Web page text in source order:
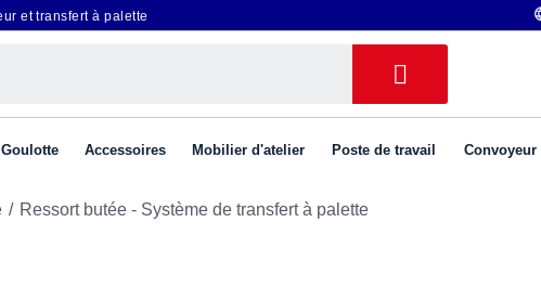
et transfert à palette
Goulotte Accessoires Mobilier d'atelier Poste de travail Convoyeur
Ressort butée - Système de transfert à palette